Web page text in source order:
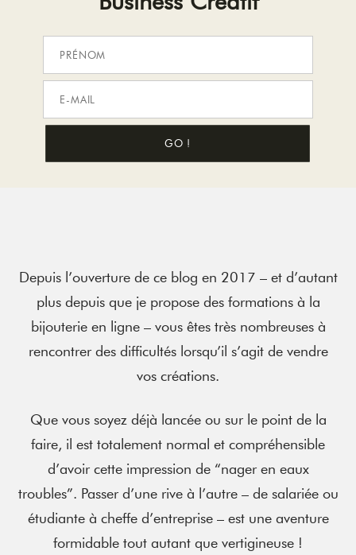
Depuis l’ouverture de ce blog en 2017 – et d’autant
plus depuis que je propose des formations à la
bijouterie en ligne – vous êtes très nombreuses à
rencontrer des difficultés lorsqu’il s’agit de vendre
vos créations.
Que vous soyez déjà lancée ou sur le point de la
faire, il est totalement normal et compréhensible
d’avoir cette impression de “nager en eaux
troubles”. Passer d’une rive à l’autre – de salariée ou
étudiante à cheffe d’entreprise – est une aventure
formidable tout autant que vertigineuse !